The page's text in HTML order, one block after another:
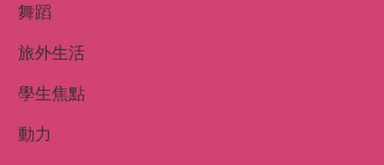
舞蹈
旅外生活
學生焦點
動力